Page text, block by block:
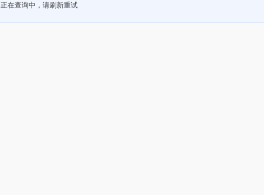
正在查询中，请刷新重试